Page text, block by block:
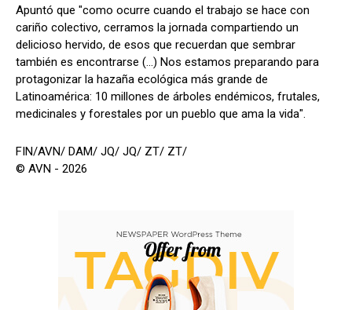
Apuntó que "como ocurre cuando el trabajo se hace con
cariño colectivo, cerramos la jornada compartiendo un
delicioso hervido, de esos que recuerdan que sembrar
también es encontrarse (...) Nos estamos preparando para
protagonizar la hazaña ecológica más grande de
Latinoamérica: 10 millones de árboles endémicos, frutales,
medicinales y forestales por un pueblo que ama la vida".
FIN/AVN/ DAM/ JQ/ JQ/ ZT/ ZT/
© AVN - 2026